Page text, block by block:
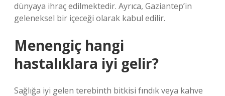
dünyaya ihraç edilmektedir. Ayrıca, Gaziantep’in
geleneksel bir içeceği olarak kabul edilir.
Menengiç hangi
hastalıklara iyi gelir?
Sağlığa iyi gelen terebinth bitkisi fındık veya kahve